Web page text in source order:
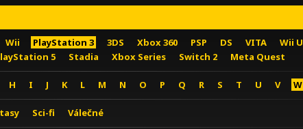
Wii PlayStation 3 3DS Xbox 360 PSP DS VITA Wii U
5 Stadia Xbox Series Switch 2 Meta Quest
H I J K L M N O P Q R S T U V W
Sci-fi Válečné